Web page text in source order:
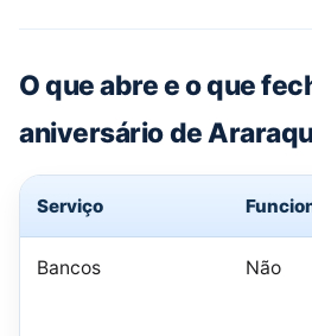
O que abre e o que
aniversário de
Serviço
Bancos Não